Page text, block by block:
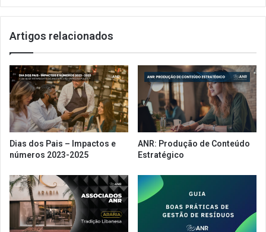
Artigos relacionados
Dias dos Pais – Impactos e
números 2023-2025
ANR: Produção de Conteúdo
Estratégico